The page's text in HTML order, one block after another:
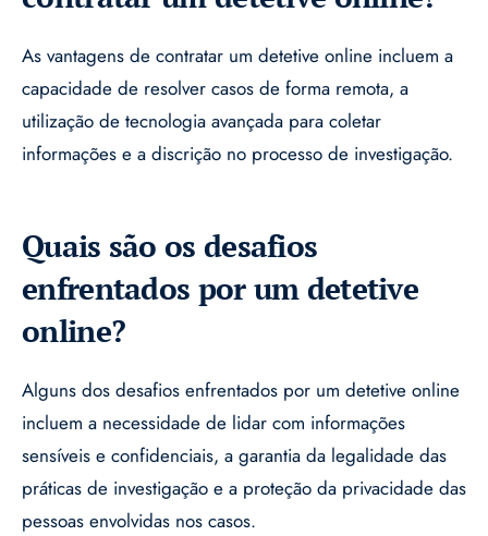
As vantagens de contratar um detetive online incluem a
capacidade de resolver casos de forma remota, a
utilização de tecnologia avançada para coletar
informações e a discrição no processo de investigação.
Quais são os desafios
enfrentados por um detetive
online?
Alguns dos desafios enfrentados por um detetive online
incluem a necessidade de lidar com informações
sensíveis e confidenciais, a garantia da legalidade das
práticas de investigação e a proteção da privacidade das
pessoas envolvidas nos casos.